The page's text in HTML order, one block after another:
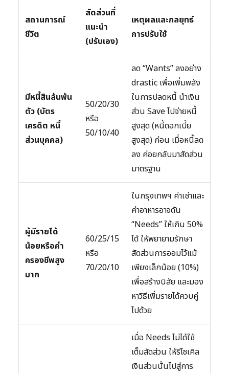
สถานการณ์
ชีวิต
สัดส่วนที่
แนะนำ
(ปรับเอง)
เหตุผลและกลยุทธ์
การปรับใช้
มีหนี้สินล้นพ้น
ตัว (บัตร
เครดิต หนี้
ส่วนบุคคล)
50/20/30
หรือ
50/10/40
ลด “Wants” ลงอย่าง
drastic เพื่อเพิ่มพลัง
ในการปลดหนี้ นำเงิน
ส่วน Save ไปจ่ายหนี้
สูงสุด (หนี้ดอกเบี้ย
สูงสุด) ก่อน เมื่อหนี้ลด
ลง ค่อยกลับมาสัดส่วน
มาตรฐาน
ผู้มีรายได้
น้อยหรือค่า
ครองชีพสูง
มาก
60/25/15
หรือ
70/20/10
ในกรุงเทพฯ ค่าเช่าและ
ค่าอาหารอาจดัน
“Needs” ให้เกิน 50%
ได้ ให้พยายามรักษา
สัดส่วนการออมไว้แม้
เพียงเล็กน้อย (10%)
เพื่อสร้างนิสัย และมอง
หาวิธีเพิ่มรายได้ควบคู่
ไปด้วย
เมื่อ Needs ไม่ได้ใช้
เต็มสัดส่วน ให้รีไซเคิล
เงินส่วนนั้นไปสู่การ